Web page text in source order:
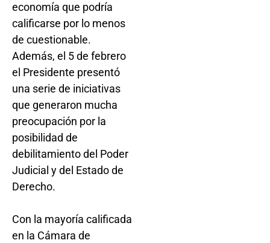
economía que podría
calificarse por lo menos
de cuestionable.
Además, el 5 de febrero
el Presidente presentó
una serie de iniciativas
que generaron mucha
preocupación por la
posibilidad de
debilitamiento del Poder
Judicial y del Estado de
Derecho.
Con la mayoría calificada
en la Cámara de